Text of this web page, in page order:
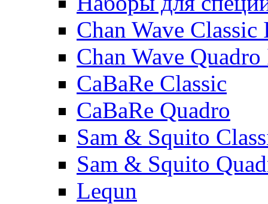
Chan Wave
Chan Wave
CaBaRe Classic
CaBaRe Quadro
Sam & Squito
Sam & Squito
Lequn